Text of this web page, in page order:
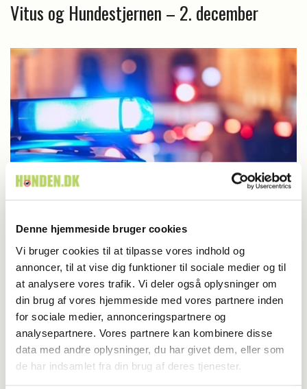
Denne hjemmeside bruger cookies
Vi bruger cookies til at tilpasse vores indhold og
annoncer, til at vise dig funktioner til sociale medier og til
at analysere vores trafik. Vi deler også oplysninger om
din brug af vores hjemmeside med vores partnere inden
for sociale medier, annonceringspartnere og
analysepartnere. Vores partnere kan kombinere disse
data med andre oplysninger, du har givet dem, eller som
de har indsamlet fra din brug af deres tjenester.
Vitus og Hundestjernen – 2. december
Aktuelt
Hund skudt ved Roskilde